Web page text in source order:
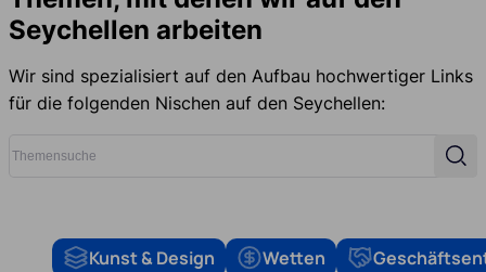
Seychellen arbeiten
Wir sind spezialisiert auf den Aufbau hochwertiger Links
für die folgenden Nischen auf den Seychellen:
Kunst & Design Wetten